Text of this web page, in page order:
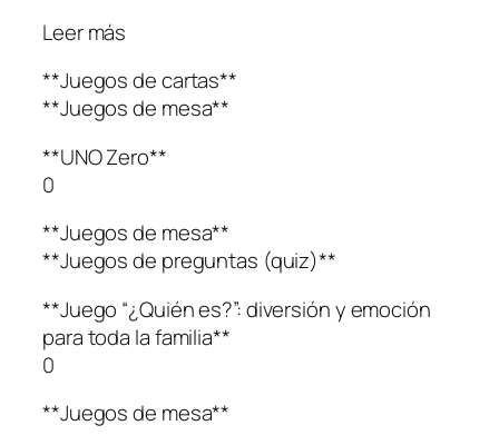
Leer más
**Juegos de cartas**
**Juegos de mesa**
**UNO Zero**
0
**Juegos de mesa**
**Juegos de preguntas (quiz)**
**Juego “¿Quién es?”: diversión y emoción
para toda la familia**
0
**Juegos de mesa**